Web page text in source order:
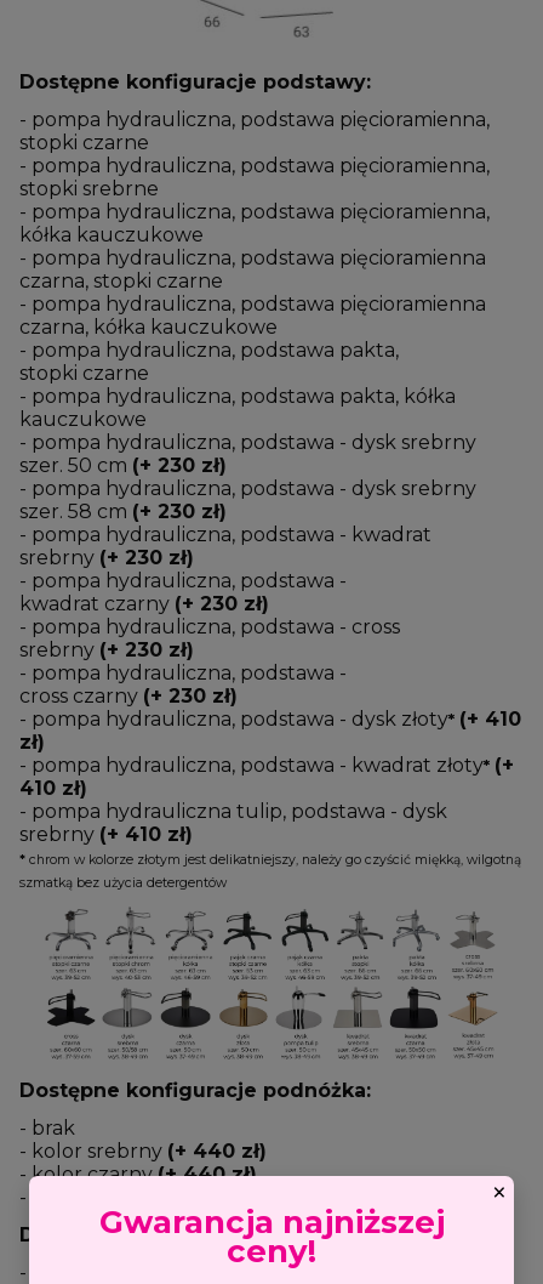
Dostępne konfiguracje podstawy:
- pompa hydrauliczna, podstawa pięcioramienna,
stopki czarne
- pompa hydrauliczna, podstawa pięcioramienna,
stopki srebrne
- pompa hydrauliczna, podstawa pięcioramienna,
kółka kauczukowe
- pompa hydrauliczna, podstawa pięcioramienna
czarna, stopki czarne
- pompa hydrauliczna, podstawa pięcioramienna
czarna, kółka kauczukowe
- pompa hydrauliczna, podstawa pakta,
stopki czarne
- pompa hydrauliczna, podstawa pakta, kółka
kauczukowe
- pompa hydrauliczna, podstawa - dysk srebrny
szer. 50 cm (+ 230 zł)
- pompa hydrauliczna, podstawa - dysk srebrny
szer. 58 cm (+ 230 zł)
- pompa hydrauliczna, podstawa - kwadrat
srebrny (+ 230 zł)
- pompa hydrauliczna, podstawa -
kwadrat czarny (+ 230 zł)
- pompa hydrauliczna, podstawa - cross
srebrny (+ 230 zł)
- pompa hydrauliczna, podstawa -
cross czarny (+ 230 zł)
- pompa hydrauliczna, podstawa - dysk złoty* (+ 410
zł)
- pompa hydrauliczna, podstawa - kwadrat złoty* (+
410 zł)
- pompa hydrauliczna tulip, podstawa - dysk
srebrny (+ 410 zł)
* chrom w kolorze złotym jest delikatniejszy, należy go czyścić miękką, wilgotną
szmatką bez użycia detergentów
Dostępne konfiguracje podnóżka:
- brak
- kolor srebrny (+ 440 zł)
- kolor czarny(+ 440 zł)
- kolor złoty
Dostępne kolory podłokietników:
- kolor czarny
×
Gwarancja najniższej
ceny!